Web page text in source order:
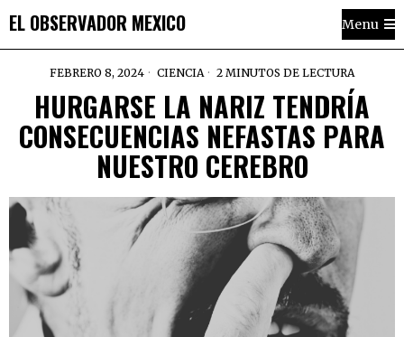
EL OBSERVADOR MEXICO Menu
FEBRERO 8, 2024 CIENCIA 2 MINUTOS DE LECTURA
HURGARSE LA NARIZ TENDRÍA
CONSECUENCIAS NEFASTAS PARA
NUESTRO CEREBRO